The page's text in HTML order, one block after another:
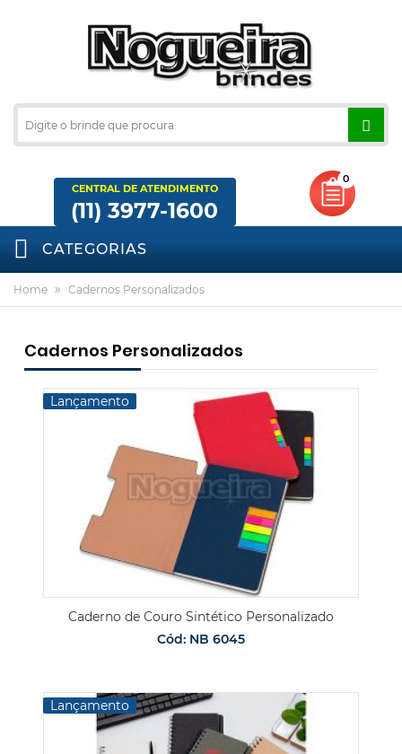
CENTRAL DE ATENDIMENTO
(11) 3977-1600
0
CATEGORIAS
Home » Cadernos Personalizados
Cadernos Personalizados
Lançamento
Caderno de Couro Sintético Personalizado
Cód: NB 6045
Lançamento